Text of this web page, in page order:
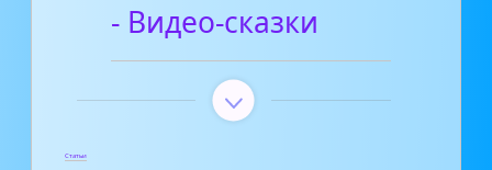
- Видео-сказки
Статьи